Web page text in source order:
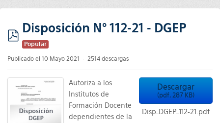
pdf
Disposición N° 112-21 - DGEP
Popular
Publicado el 10 Mayo 2021 2514 descargas
Descargar
(pdf, 287 KB)
Disp_DGEP_112-21.pdf
Autoriza a los
Institutos de
Formación Docente
dependientes de la